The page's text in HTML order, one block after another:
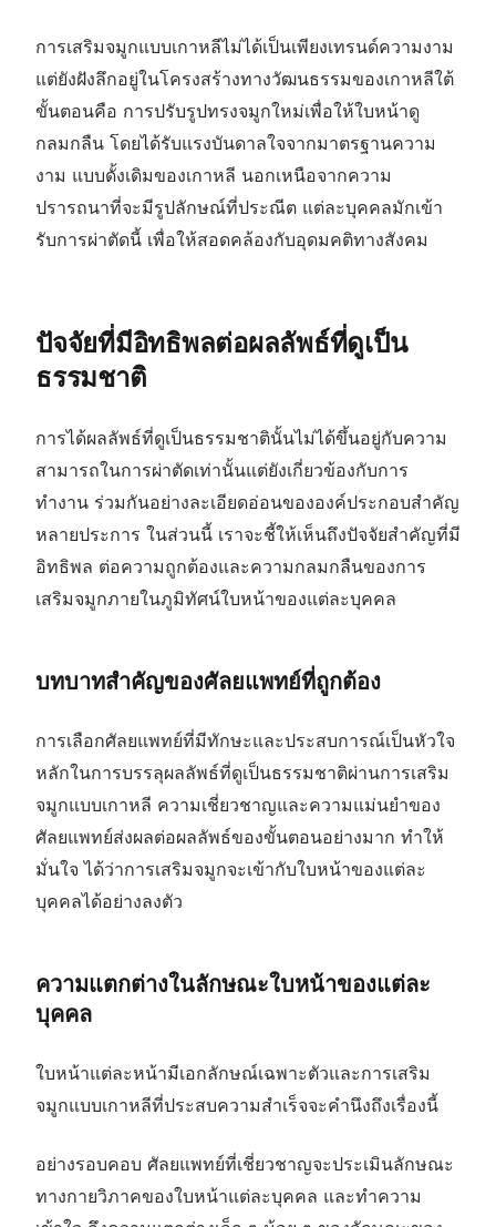
การเสริมจมูกแบบเกาหลีไม่ได้เป็นเพียงเทรนด์ความงาม
แต่ยังฝังลึกอยู่ในโครงสร้างทางวัฒนธรรมของเกาหลีใต้
ขั้นตอนคือ การปรับรูปทรงจมูกใหม่เพื่อให้ใบหน้าดู
กลมกลืน โดยได้รับแรงบันดาลใจจากมาตรฐานความ
งาม แบบดั้งเดิมของเกาหลี นอกเหนือจากความ
ปรารถนาที่จะมีรูปลักษณ์ที่ประณีต แต่ละบุคคลมักเข้า
รับการผ่าตัดนี้ เพื่อให้สอดคล้องกับอุดมคติทางสังคม
ปัจจัยที่มีอิทธิพลต่อผลลัพธ์ที่ดูเป็น
ธรรมชาติ
การได้ผลลัพธ์ที่ดูเป็นธรรมชาตินั้นไม่ได้ขึ้นอยู่กับความ
สามารถในการผ่าตัดเท่านั้นแต่ยังเกี่ยวข้องกับการ
ทำงาน ร่วมกันอย่างละเอียดอ่อนขององค์ประกอบสำคัญ
หลายประการ ในส่วนนี้ เราจะชี้ให้เห็นถึงปัจจัยสำคัญที่มี
อิทธิพล ต่อความถูกต้องและความกลมกลืนของการ
เสริมจมูกภายในภูมิทัศน์ใบหน้าของแต่ละบุคคล
บทบาทสำคัญของศัลยแพทย์ที่ถูกต้อง
การเลือกศัลยแพทย์ที่มีทักษะและประสบการณ์เป็นหัวใจ
หลักในการบรรลุผลลัพธ์ที่ดูเป็นธรรมชาติผ่านการเสริม
จมูกแบบเกาหลี ความเชี่ยวชาญและความแม่นยำของ
ศัลยแพทย์ส่งผลต่อผลลัพธ์ของขั้นตอนอย่างมาก ทำให้
มั่นใจ ได้ว่าการเสริมจมูกจะเข้ากับใบหน้าของแต่ละ
บุคคลได้อย่างลงตัว
ความแตกต่างในลักษณะใบหน้าของแต่ละ
บุคคล
ใบหน้าแต่ละหน้ามีเอกลักษณ์เฉพาะตัวและการเสริม
จมูกแบบเกาหลีที่ประสบความสำเร็จจะคำนึงถึงเรื่องนี้
อย่างรอบคอบ ศัลยแพทย์ที่เชี่ยวชาญจะประเมินลักษณะ
ทางกายวิภาคของใบหน้าแต่ละบุคคล และทำความ